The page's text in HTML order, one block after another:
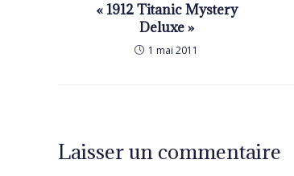
« 1912 Titanic Mystery
Deluxe »
1 mai 2011
Laisser un commentaire